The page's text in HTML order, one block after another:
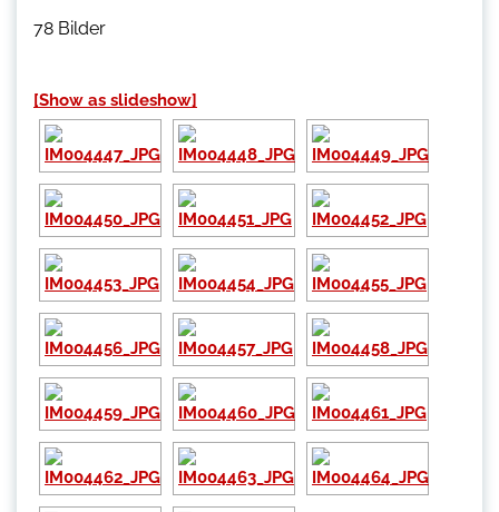
78 Bilder
[Show as slideshow]